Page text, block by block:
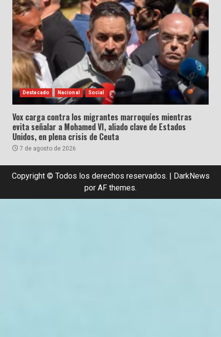
Destacado Nacional Social
Vox carga contra los migrantes marroquíes mientras
evita señalar a Mohamed VI, aliado clave de Estados
Unidos, en plena crisis de Ceuta
7 de agosto de 2026
Copyright © Todos los derechos reservados. | DarkNews
por AF themes.